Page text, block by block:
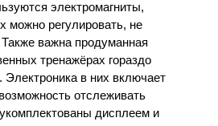
электромагниты,
можно регулировать, не
важна продуманная
тренажёрах гораздо
Электроника в них включает
отслеживать
дисплеем и